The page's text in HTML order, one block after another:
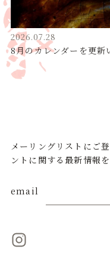
2026.07.28
8月のカレンダーを更新
メーリングリストにご
ントに関する最新情報
email